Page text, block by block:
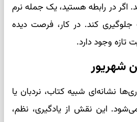
در رابطه هستید، یک جمله نرم
جلوگیری کند. در کار، فرصت دیده
تازه وجود دارد.
شهریور
نشانه‌ای شبیه کتاب، نردبان یا
این نقش از یادگیری، نظم،